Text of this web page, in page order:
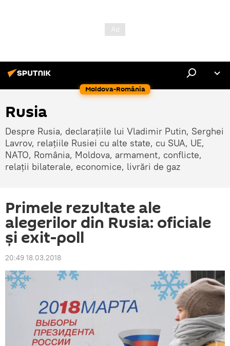
Moldova-România
Rusia
Despre Rusia, declarațiile lui Vladimir Putin, Serghei
Lavrov, relațiile Rusiei cu alte state, cu SUA, UE,
NATO, România, Moldova, armament, conflicte,
relații bilaterale, economice, livrări de gaz
Primele rezultate ale
alegerilor din Rusia: oficiale
și exit-poll
20:49 18.03.2018